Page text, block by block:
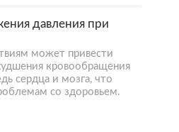
давления при
может привести
кровообращения
сердца и мозга, что
со здоровьем.